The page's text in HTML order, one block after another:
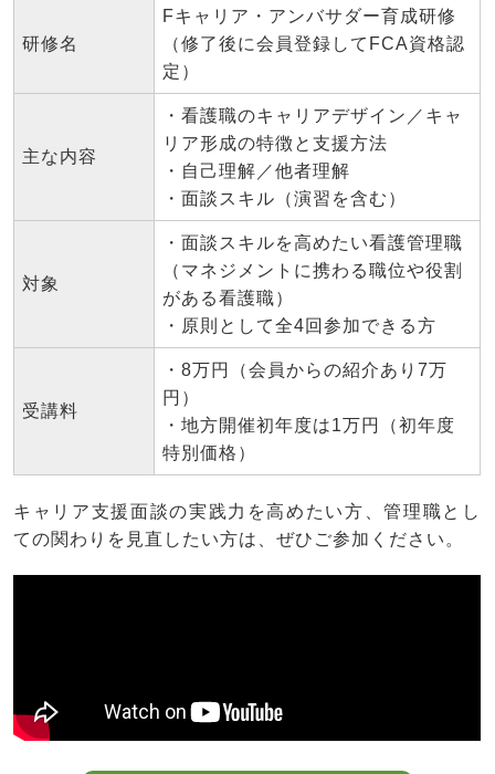
研修名
Fキャリア・アンバサダー育成研修
（修了後に会員登録してFCA資格認
定）
主な内容
・看護職のキャリアデザイン／キャ
リア形成の特徴と支援方法
・自己理解／他者理解
・面談スキル（演習を含む）
対象
・面談スキルを高めたい看護管理職
（マネジメントに携わる職位や役割
がある看護職）
・原則として全4回参加できる方
受講料
・8万円（会員からの紹介あり7万
円）
・地方開催初年度は1万円（初年度
特別価格）
キャリア支援面談の実践力を高めたい方、管理職とし
ての関わりを見直したい方は、ぜひご参加ください。